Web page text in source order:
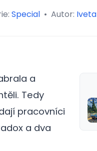
Special • Autor: Iveta
a
Tedy
pracovníci
a dva